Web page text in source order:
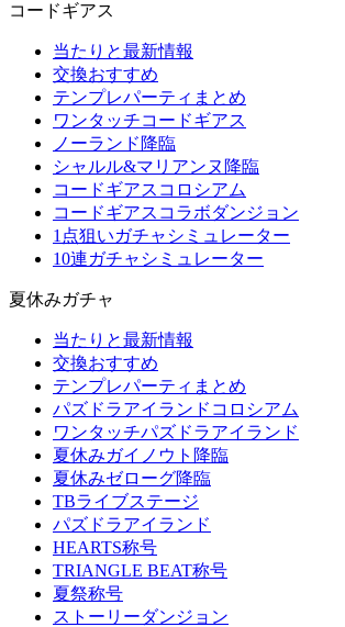
コードギアス
当たりと最新情報
交換おすすめ
テンプレパーティまとめ
ワンタッチコードギアス
ノーランド降臨
シャルル&マリアンヌ降臨
コードギアスコロシアム
コードギアスコラボダンジョン
1点狙いガチャシミュレーター
10連ガチャシミュレーター
夏休みガチャ
当たりと最新情報
交換おすすめ
テンプレパーティまとめ
パズドラアイランドコロシアム
ワンタッチパズドラアイランド
夏休みガイノウト降臨
夏休みゼローグ降臨
TBライブステージ
パズドラアイランド
HEARTS称号
TRIANGLE BEAT称号
夏祭称号
ストーリーダンジョン